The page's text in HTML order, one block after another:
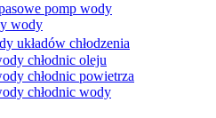
pomp wody
wody
układów chłodzenia
chłodnic oleju
chłodnic powietrza
chłodnic wody